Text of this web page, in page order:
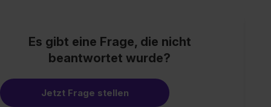
Es gibt eine Frage, die nicht
beantwortet wurde?
Jetzt Frage stellen